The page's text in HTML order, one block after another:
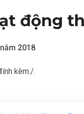
động
2018
kèm./.